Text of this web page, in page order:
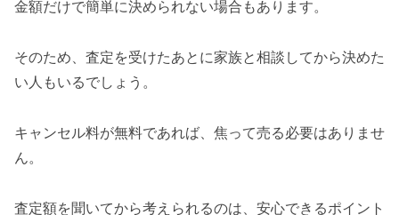
金額だけで簡単に決められない場合もあります。
そのため、査定を受けたあとに家族と相談してから決めた
い人もいるでしょう。
キャンセル料が無料であれば、焦って売る必要はありませ
ん。
査定額を聞いてから考えられるのは、安心できるポイント